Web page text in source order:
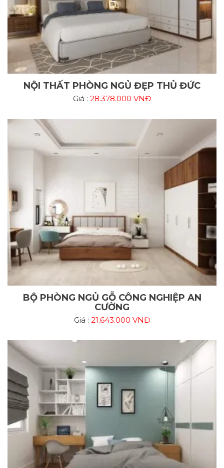
NỘI THẤT PHÒNG NGỦ ĐẸP THỦ ĐỨC
Giá : 28.378.000 VNĐ
BỘ PHÒNG NGỦ GỖ CÔNG NGHIỆP AN
CƯỜNG
Giá : 21.643.000 VNĐ